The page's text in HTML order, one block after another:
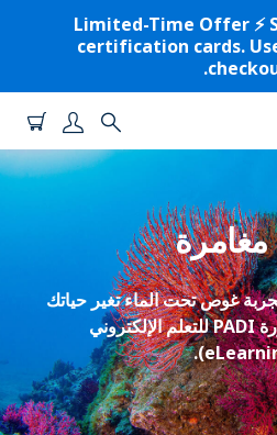
⚡️ Limited-Time Offer ⚡️
certification cards.
مغامرة
غوص تحت الماء تغير حياتك
هذا الموسم مع دورة PADI للتعلم الإلكتروني